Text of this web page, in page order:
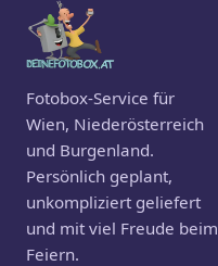
Fotobox-Service für
Wien, Niederösterreich
und Burgenland.
Persönlich geplant,
unkompliziert geliefert
und mit viel Freude beim
Feiern.